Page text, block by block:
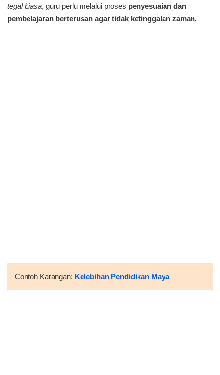
tegal biasa, guru perlu melalui proses penyesuaian dan
pembelajaran berterusan agar tidak ketinggalan zaman.
Contoh Karangan: Kelebihan Pendidikan Maya